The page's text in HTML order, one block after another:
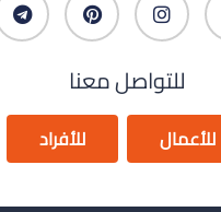
للتواصل معنا
للأعمال للأفراد